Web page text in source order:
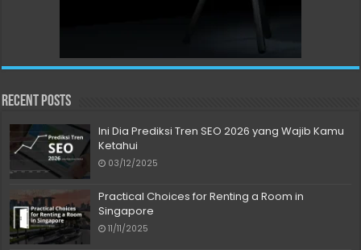
Recent Posts
Ini Dia Prediksi Tren SEO 2026 yang Wajib Kamu
Ketahui
03/12/2025
Practical Choices for Renting a Room in
Singapore
11/11/2025